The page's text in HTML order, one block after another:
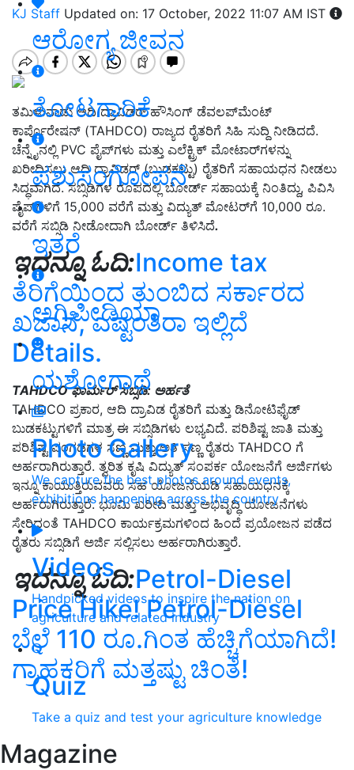
ಆರೋಗ್ಯ ಜೀವನ
ತೋಟಗಾರಿಕೆ
ಪಶುಸಂಗೋಪನೆ
ಇತರೆ
ಅಗ್ರಿಪೀಡಿಯಾ
ಯಶೋಗಾಥೆ
Photo Gallery
We capture the best photos around events,
exhibitions happening across the country
Videos
Handpicked videos to inspire the nation on
agriculture and related industry
Quiz
Take a quiz and test your agriculture knowledge
Magazine
KJ Staff Updated on: 17 October, 2022 11:07 AM IST
ತಮಿಳುನಾಡು ಆದಿ ದ್ರಾವಿಡರ್ ಹೌಸಿಂಗ್ ಡೆವಲಪ್‌ಮೆಂಟ್
ಕಾರ್ಪೊರೇಷನ್ (TAHDCO) ರಾಜ್ಯದ ರೈತರಿಗೆ ಸಿಹಿ ಸುದ್ದಿ ನೀಡಿದದೆ.
ಚೆನ್ನೈನಲ್ಲಿ PVC ಪೈಪ್‌ಗಳು ಮತ್ತು ಎಲೆಕ್ಟ್ರಿಕ್ ಮೋಟಾರ್‌ಗಳನ್ನು
ಖರೀದಿಸಲು ಆದಿ ದ್ರಾವಿಡರ್ (ಬುಡಕಟ್ಟು) ರೈತರಿಗೆ ಸಹಾಯಧನ ನೀಡಲು
ಸಿದ್ಧವಾಗಿದೆ. ಸಬ್ಸಿಡಿಗಳ ರೂಪದಲ್ಲಿ ಬೋರ್ಡ್‌ ಸಹಾಯಕ್ಕೆ ನಿಂತಿದ್ದು, ಪಿವಿಸಿ
ಪೈಪ್‌ಗಳಿಗೆ 15,000 ವರೆಗೆ ಮತ್ತು ವಿದ್ಯುತ್ ಮೋಟರ್‌ಗೆ 10,000 ರೂ.
ವರೆಗೆ ಸಬ್ಸಿಡಿ ನೀಡೋದಾಗಿ ಬೋರ್ಡ್‌ ತಿಳಿಸಿದೆ.
ಇದನ್ನೂ ಓದಿ:Income tax
ತೆರಿಗೆಯಿಂದ ತುಂಬಿದ ಸರ್ಕಾರದ
ಖಜಾನೆ, ಎಷ್ಟಂತಿರಾ ಇಲ್ಲಿದೆ
Details.
TAHDCO ಫಾರ್ಮರ್ ಸಬ್ಸಿಡಿ: ಅರ್ಹತೆ
TAHDCO ಪ್ರಕಾರ, ಆದಿ ದ್ರಾವಿಡ ರೈತರಿಗೆ ಮತ್ತು ಡಿನೋಟಿಫೈಡ್
ಬುಡಕಟ್ಟುಗಳಿಗೆ ಮಾತ್ರ ಈ ಸಬ್ಸಿಡಿಗಳು ಲಭ್ಯವಿದೆ. ಪರಿಶಿಷ್ಟ ಜಾತಿ ಮತ್ತು
ಪರಿಶಿಷ್ಟ ಪಂಗಡಗಳ ಸಣ್ಣ ಮತ್ತು ಅತಿ ಸಣ್ಣ ರೈತರು TAHDCO ಗೆ
ಅರ್ಹರಾಗಿರುತ್ತಾರೆ. ತ್ವರಿತ ಕೃಷಿ ವಿದ್ಯುತ್ ಸಂಪರ್ಕ ಯೋಜನೆಗೆ ಅರ್ಜಿಗಳು
ಇನ್ನೂ ಕಾಯುತ್ತಿರುವವರು ಸಹ ಯೋಜನೆಯಡಿ ಸಹಾಯಧನಕ್ಕೆ
ಅರ್ಹರಾಗಿರುತ್ತಾರೆ. ಭೂಮಿ ಖರೀದಿ ಮತ್ತು ಅಭಿವೃದ್ಧಿ ಯೋಜನೆಗಳು
ಸೇರಿದಂತೆ TAHDCO ಕಾರ್ಯಕ್ರಮಗಳಿಂದ ಹಿಂದೆ ಪ್ರಯೋಜನ ಪಡೆದ
ರೈತರು ಸಬ್ಸಿಡಿಗೆ ಅರ್ಜಿ ಸಲ್ಲಿಸಲು ಅರ್ಹರಾಗಿರುತ್ತಾರೆ.
ಇದನ್ನೂ ಓದಿ:Petrol-Diesel
Price Hike! Petrol-Diesel
ಬೆಲೆ 110 ರೂ.ಗಿಂತ ಹೆಚ್ಚಿಗೆಯಾಗಿದೆ!
ಗ್ರಾಹಕರಿಗೆ ಮತ್ತಷ್ಟು ಚಿಂತೆ!